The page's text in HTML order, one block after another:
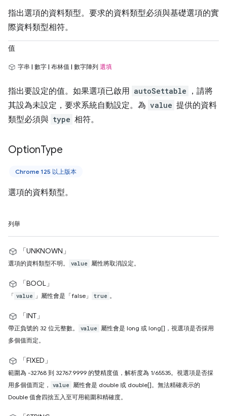
指出選項的資料類型。要求的資料類型必須與基礎選項的實
際資料類型相符。
值
字串 | 數字 | 布林值 | 數字陣列 選填
指出要設定的值。如果選項已啟用 autoSettable
，請將
其設為未設定，要求系統自動設定。為 value 提供的資料
類型必須與 type 相符。
OptionType
Chrome 125 以上版本
選項的資料類型。
列舉
「UNKNOWN」
選項的資料類型不明。 value 屬性將取消設定。
「BOOL」
「 value 」屬性會是「false」 true 。
「INT」
帶正負號的 32 位元整數。 value
屬性會是 long 或 long[]，視選項是否採用
多個值而定。
「FIXED」
範圍為 -32768 到 32767.9999 的雙精度值，解析度為 1/65535。視選項是否採
用多個值而定，
value
屬性會是 double 或 double[]。無法精確表示的
Double 值會四捨五入至可用範圍和精確度。